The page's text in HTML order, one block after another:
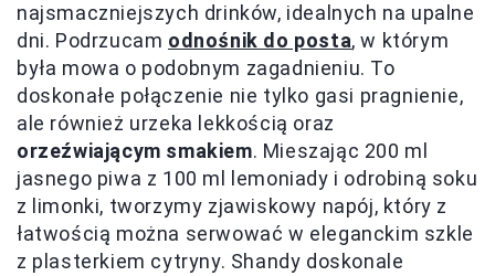
najsmaczniejszych drinków, idealnych na upalne
dni. Podrzucam odnośnik do posta, w którym
była mowa o podobnym zagadnieniu. To
doskonałe połączenie nie tylko gasi pragnienie,
ale również urzeka lekkością oraz
orzeźwiającym smakiem. Mieszając 200 ml
jasnego piwa z 100 ml lemoniady i odrobiną soku
z limonki, tworzymy zjawiskowy napój, który z
łatwością można serwować w eleganckim szkle
z plasterkiem cytryny. Shandy doskonale